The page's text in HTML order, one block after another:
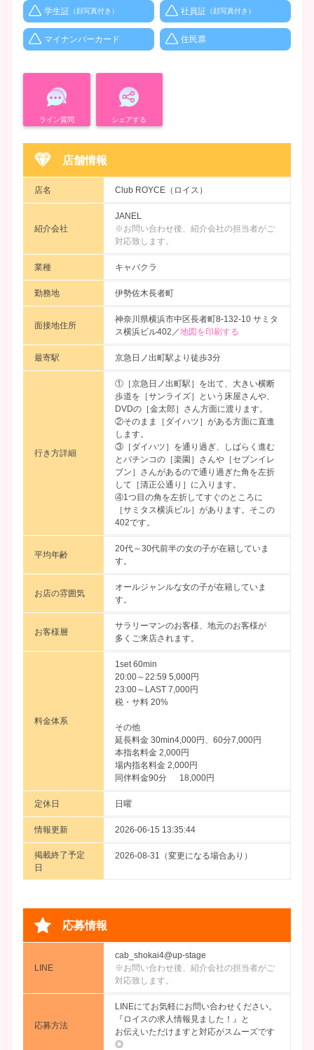
学生証 （顔写真付き） 社員証 （顔写真付き）
マイナンバーカード 住民票
ライン質問 シェアする
店舗情報
店名 Club ROYCE（ロイス）
紹介会社
JANEL
※お問い合わせ後、紹介会社の担当者がご
対応致します。
業種 キャバクラ
勤務地 伊勢佐木長者町
面接地住所
神奈川県横浜市中区長者町8-132-10 サミタ
ス横浜ビル402／地図を印刷する
最寄駅 京急日ノ出町駅より徒歩3分
行き方詳細
①［京急日ノ出町駅］を出て、大きい横断
歩道を［サンライズ］という床屋さんや、
DVDの［金太郎］さん方面に渡ります。
②そのまま［ダイハツ］がある方面に直進
します。
③［ダイハツ］を通り過ぎ、しばらく進む
とパチンコの［楽園］さんや［セブンイレ
ブン］さんがあるので通り過ぎた角を左折
して［清正公通り］に入ります。
④1つ目の角を左折してすぐのところに
［サミタス横浜ビル］があります。そこの
402です。
平均年齢
20代～30代前半の女の子が在籍していま
す。
お店の雰囲気
オールジャンルな女の子が在籍していま
す。
お客様層
サラリーマンのお客様、地元のお客様が
多くご来店されます。
料金体系
1set 60min
20:00～22:59 5,000円
23:00～LAST 7,000円
税・サ料 20%
その他
延長料金 30min4,000円、60分7,000円
本指名料金 2,000円
場内指名料金 2,000円
同伴料金90分 18,000円
定休日 日曜
情報更新 2026-06-15 13:35:44
掲載終了予定
日
2026-08-31（変更になる場合あり）
応募情報
LINE
cab_shokai4@up-stage
※お問い合わせ後、紹介会社の担当者がご
対応致します。
応募方法
LINEにてお気軽にお問い合わせください。
『ロイスの求人情報見ました！』と
お伝えいただけますと対応がスムーズです
◎